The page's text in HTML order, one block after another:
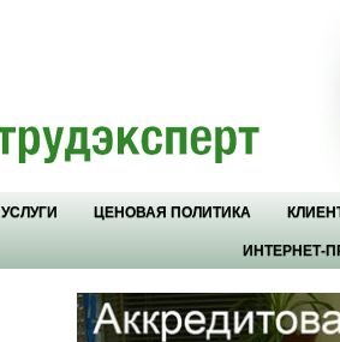
УСЛУГИ ЦЕНОВАЯ ПОЛИТИКА
ИНТЕРНЕТ-